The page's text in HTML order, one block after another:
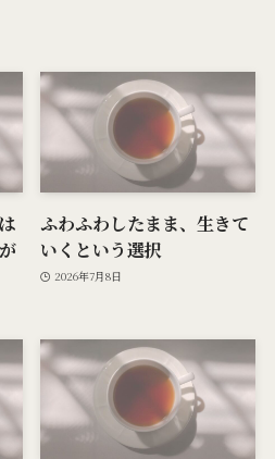
ふわふわしたまま、生きて
いくという選択
2026年7月8日